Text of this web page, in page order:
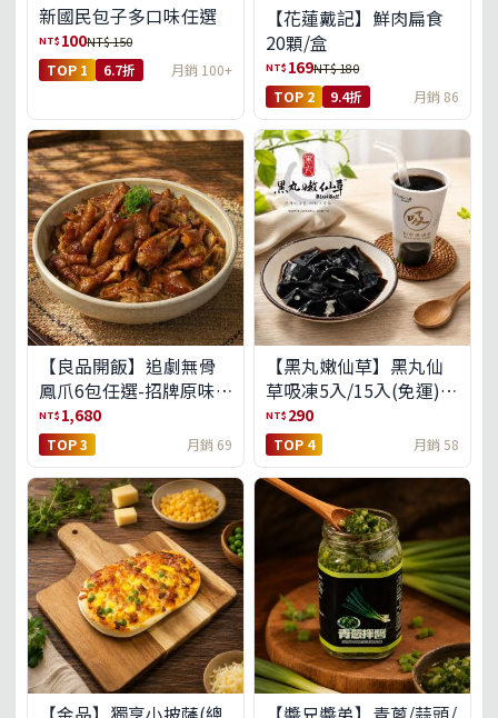
新國民包子多口味任選
NT$ 100NT$ 150
TOP 1 6.7折 月銷 100+
【花蓮戴記】鮮肉扁食
20顆/盒
NT$ 169NT$ 180
TOP 2 9.4折 月銷 86
【良品開飯】追劇無骨
鳳爪6包任選-招牌原味/
濃濃蒜香/過癮麻辣(免運
組)
NT$ 1,680
TOP 3 月銷 69
【黑丸嫩仙草】黑丸仙
草吸凍5入/15入(免運)
(預購中8/14出貨)
NT$ 290
TOP 4 月銷 58